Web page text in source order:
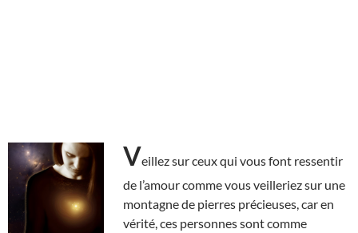
Veillez sur ceux qui vous font ressentir
de l’amour comme vous veilleriez sur une
montagne de pierres précieuses, car en
vérité, ces personnes sont comme